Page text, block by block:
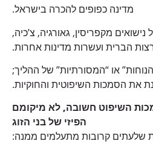
מדינה כפופים להכרה בישראל.
מקפריסין, גאורגיה, צ’כיה,
הברית ועשרות מדינות אחרות.
או “המסורתיות” של ההליך;
את הסמכות השיפוטית והחוקיות.
השיפוט חשובה, לא מיקומם
הפיזי של בני הזוג
שלעתים קרובות מתעלמים ממנה: